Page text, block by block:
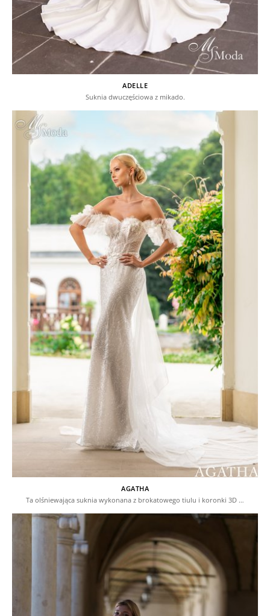
ADELLE
Suknia dwuczęściowa z mikado.
AGATHA
Ta olśniewająca suknia wykonana z brokatowego tiulu i koronki 3D …